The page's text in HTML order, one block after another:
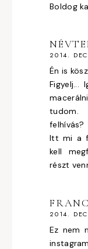
Boldog
2014.
Én is
Figyelj...
tudom.
felhívás?
Itt mi a
kell
részt
2014.
Ez nem